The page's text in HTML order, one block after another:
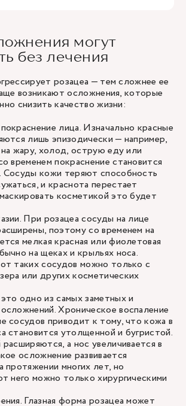
могут
без лечения
розацеа — тем сложнее ее
возникают осложнения, которые
снизить качество жизни:
лица. Изначально красные
лишь эпизодически — например,
на жару, холод, острую еду или
временем покраснение становится
Сосуды кожи теряют способность
и краснота перестает
косметикой это будет
При розацеа сосуды на лице
поэтому со временем на
мелкая красная или фиолетовая
на щеках и крыльях носа.
таких сосудов можно только с
или других косметических
одно из самых заметных и
Хроническое воспаление
сосудов приводит к тому, что кожа в
становится утолщенной и бугристой.
а нос увеличивается в
осложнение развивается
протяжении многих лет, но
него можно только хирургическими
Глазная форма розацеа может